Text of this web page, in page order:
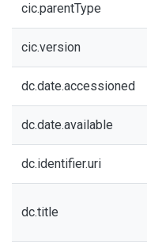
cic.parentType
cic.version
dc.date.accessioned
dc.date.available
dc.identifier.uri
dc.title